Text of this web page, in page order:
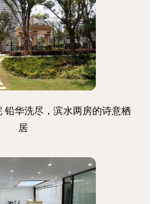
铅华洗尽，滨水两房的诗意栖
居